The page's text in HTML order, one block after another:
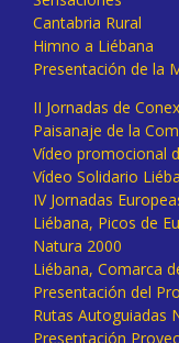
Cantabria Rural
Himno a Liébana
Presentación de la
II Jornadas de
Paisanaje de la
Vídeo promocional
Vídeo Solidario
IV Jornadas
Liébana, Picos de
Natura 2000
Liébana, Comarca
Presentación del
Rutas Autoguiadas
Presentación